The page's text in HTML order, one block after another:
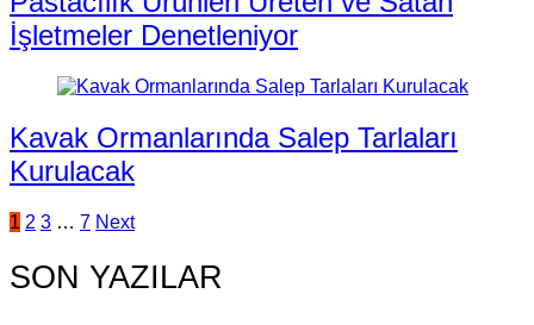
İşletmeler Denetleniyor
Kavak Ormanlarında Salep Tarlaları
Kurulacak
Yazı
sayfalandırması
1 2 3 … 7 Next
SON YAZILAR